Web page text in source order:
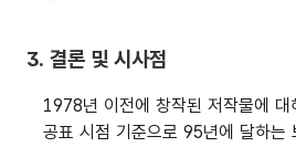
3. 결론 및 시사점
1978년 이전에 창작된 저작물에 대
공표 시점 기준으로 95년에 달하는